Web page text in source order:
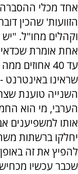
אחד מכלי
הזוועות' שהכין
וקהלים מחו"ל.
עד 40
שראינו
השנייה טוענת
הערבי, מי הוא
אותו למשפיענים
יחלקו ברשתות
להפיץ את זה
שכבר עכשיו